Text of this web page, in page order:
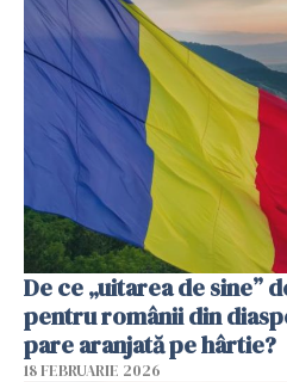
De ce „uitarea de sine”
pentru românii din
pare aranjată pe hârtie?
18 FEBRUARIE 2026